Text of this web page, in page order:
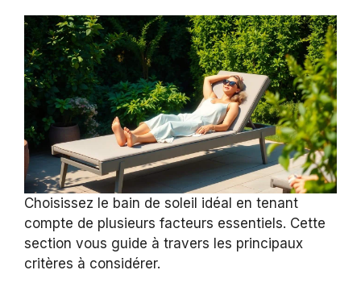
Choisissez le bain de soleil idéal en tenant
compte de plusieurs facteurs essentiels. Cette
section vous guide à travers les principaux
critères à considérer.